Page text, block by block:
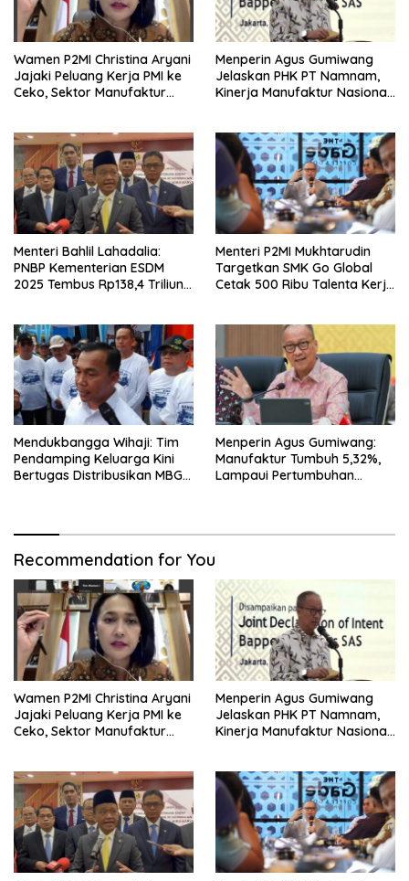
Wamen P2MI Christina Aryani
Jajaki Peluang Kerja PMI ke
Ceko, Sektor Manufaktur
Menperin Agus Gumiwang
Jelaskan PHK PT Namnam,
Kinerja Manufaktur Nasional
Menteri Bahlil Lahadalia:
PNBP Kementerian ESDM
2025 Tembus Rp138,4 Triliun,
Menteri P2MI Mukhtarudin
Targetkan SMK Go Global
Cetak 500 Ribu Talenta Kerja
Mendukbangga Wihaji: Tim
Pendamping Keluarga Kini
Bertugas Distribusikan MBG
Menperin Agus Gumiwang:
Manufaktur Tumbuh 5,32%,
Lampaui Pertumbuhan
Recommendation for You
Wamen P2MI Christina Aryani
Jajaki Peluang Kerja PMI ke
Ceko, Sektor Manufaktur
Menperin Agus Gumiwang
Jelaskan PHK PT Namnam,
Kinerja Manufaktur Nasional